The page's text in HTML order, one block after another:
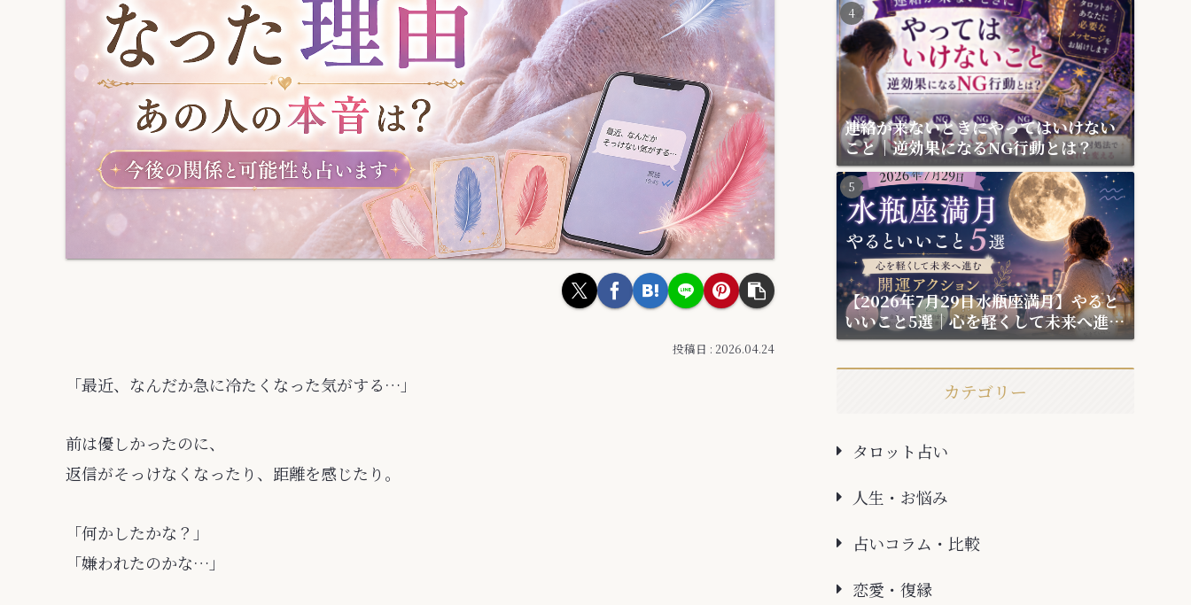
2026.04.24
「最近、なんだか急に冷たくなった気がする…」
前は優しかったのに、
返信がそっけなくなったり、距離を感じたり。
「何かしたかな？」
「嫌われたのかな…」
連絡が来ないときにやってはいけない
こと｜逆効果になるNG行動とは？
【2026年7月29日水瓶座満月】やると
いいこと5選｜心を軽くして未来へ進む
開運アクション
カテゴリー
タロット占い
人生・お悩み
占いコラム・比較
恋愛・復縁